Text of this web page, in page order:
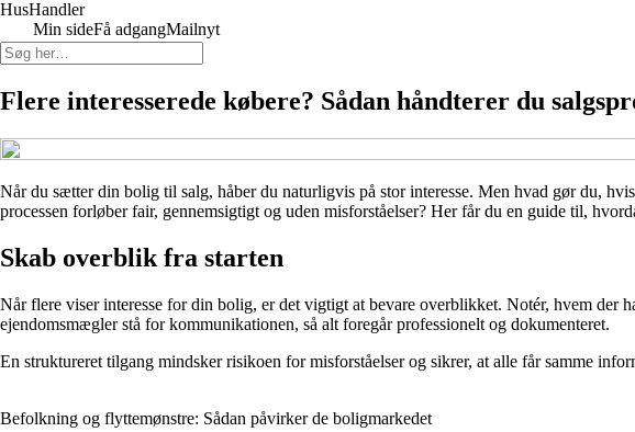
HusHandler
Min sideFå adgangMailnyt
Flere interesserede købere? Sådan håndterer du
Når du sætter din bolig til salg, håber du naturligvis på stor interesse. Men hvad gør du,
processen forløber fair, gennemsigtigt og uden misforståelser? Her får du en guide til,
Skab overblik fra starten
Når flere viser interesse for din bolig, er det vigtigt at bevare overblikket. Notér, hvem der
ejendomsmægler stå for kommunikationen, så alt foregår professionelt og dokumenteret.
En struktureret tilgang mindsker risikoen for misforståelser og sikrer, at alle får samme
Befolkning og flyttemønstre: Sådan påvirker de boligmarkedet